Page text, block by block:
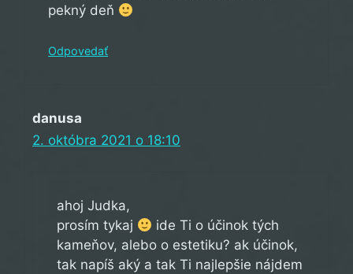
pekný deň
Odpovedať
danusa
2. októbra 2021 o 18:10
ahoj Judka,
prosím tykaj
ide Ti o účinok tých
kameňov, alebo o estetiku? ak účinok,
tak napíš aký a tak Ti najlepšie nájdem